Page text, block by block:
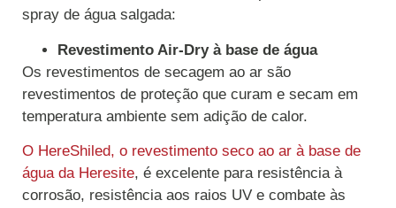
spray de água salgada:
Revestimento Air-Dry à base de água
Os revestimentos de secagem ao ar são
revestimentos de proteção que curam e secam em
temperatura ambiente sem adição de calor.
O HereShiled, o revestimento seco ao ar à base de
água da Heresite, é excelente para resistência à
corrosão, resistência aos raios UV e combate às